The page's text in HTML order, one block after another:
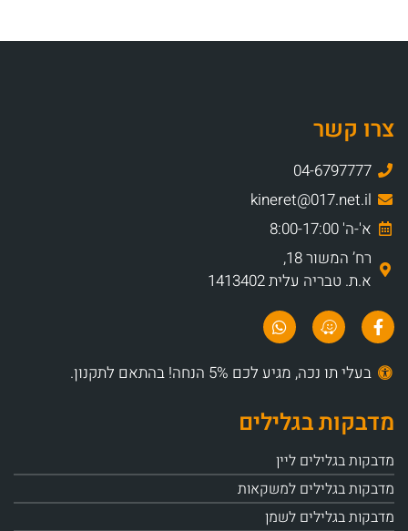
צרו קשר
04-6797777
kineret@017.net.il
א'-ה' 8:00-17:00
רח’ המשור 18,
א.ת. טבריה עלית 1413402
בעלי תו נכה, מגיע לכם 5% הנחה! בהתאם לתקנון.
מדבקות בגלילים
מדבקות בגלילים ליין
מדבקות בגלילים למשקאות
מדבקות בגלילים לשמן